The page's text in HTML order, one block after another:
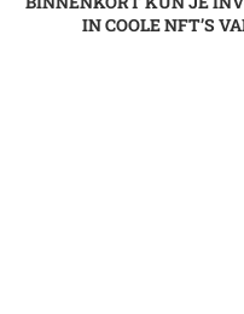
IN COOLE NFT’S